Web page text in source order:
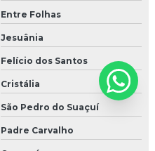
Entre Folhas
Jesuânia
Felício dos Santos
Cristália
São Pedro do Suaçuí
Padre Carvalho